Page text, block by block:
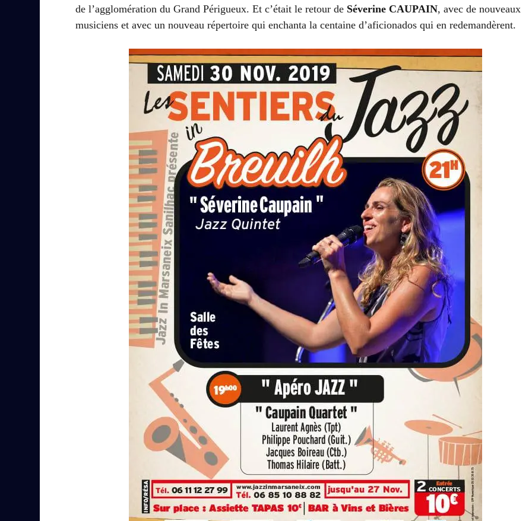
de l’agglomération du Grand Périgueux. Et c’était le retour de Séverine CAUPAIN, avec de nouveaux
musiciens et avec un nouveau répertoire qui enchanta la centaine d’aficionados qui en redemandèrent.